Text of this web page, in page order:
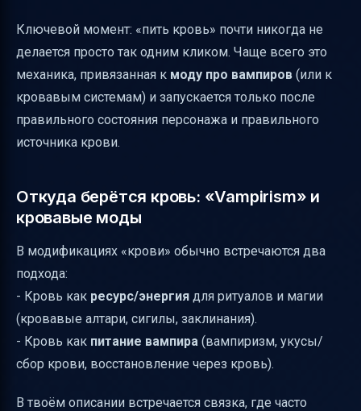
Ключевой момент: «пить кровь» почти никогда не
делается просто так одним кликом. Чаще всего это
механика, привязанная к моду про вампиров (или к
кровавым системам) и запускается только после
правильного состояния персонажа и правильного
источника крови.
Откуда берётся кровь: «Vampirism» и
кровавые моды
В модификациях «крови» обычно встречаются два
подхода:
- Кровь как ресурс/энергия для ритуалов и магии
(кровавые алтари, сигилы, заклинания).
- Кровь как питание вампира (вампиризм, укусы/
сбор крови, восстановление через кровь).
В твоём описании встречается связка, где часто